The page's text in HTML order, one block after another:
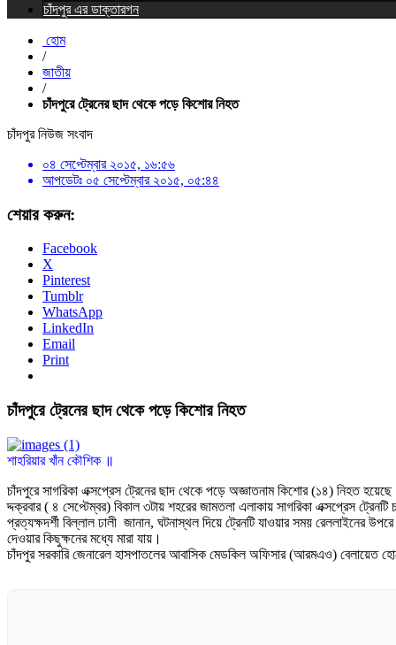
চাঁদপুর এর ডাক্তারগন
হোম
/
জাতীয়
/
চাঁদপুরে ট্রেনের ছাদ থেকে পড়ে কিশোর নিহত
চাঁদপুর নিউজ সংবাদ
০৪ সেপ্টেম্বার ২০১৫, ১৬:৫৬
আপডেটঃ ০৫ সেপ্টেম্বার ২০১৫, ০৫:৪৪
শেয়ার করুন:
Facebook
X
Pinterest
Tumblr
WhatsApp
LinkedIn
Email
Print
চাঁদপুরে ট্রেনের ছাদ থেকে পড়ে কিশোর নিহত
শাহরিয়ার খাঁন কৌশিক ॥
চাঁদপুরে সাগরিকা এক্সপ্রেস ট্রেনের ছাদ থেকে পড়ে অজ্ঞাতনাম কিশোর (১৪) নিহত
দ্দক্রবার ( ৪ সেপ্টেম্বর) বিকাল ৩টায় শহরের জামতলা এলাকায় সাগরিকা এক্সপ্রেস
প্রত্যক্ষদর্শী বিল্লাল ঢালী জানান, ঘটনাস্থল দিয়ে ট্রেনটি যাওয়ার সময় রেললাইনের
দেওয়ার কিছুক্ষনের মধ্যে মারা যায়।
চাঁদপুর সরকারি জেনারেল হাসপাতলের আবাসিক মেডকিল অফিসার (আরমএও) বেলায়েত